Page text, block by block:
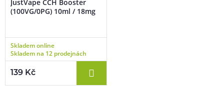
JustVape CCH Booster
(100VG/0PG) 10ml / 18mg
Skladem online
Skladem na 12 prodejnách
139 Kč